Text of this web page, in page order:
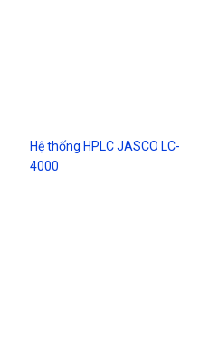
Hệ thống HPLC JASCO LC-
4000